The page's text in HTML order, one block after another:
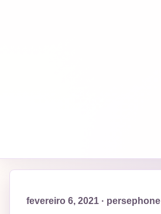
fevereiro 6, 2021 · persephone